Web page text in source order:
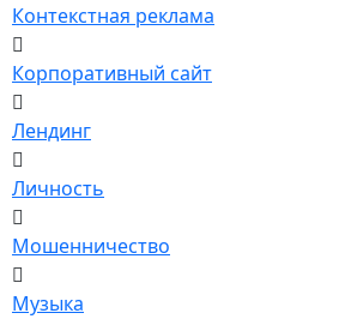
Контекстная реклама
Корпоративный сайт
Лендинг
Личность
Мошенничество
Музыка